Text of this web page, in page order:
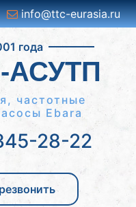
info@ttc-eurasia.ru
года
частотные
Ebara
28-22